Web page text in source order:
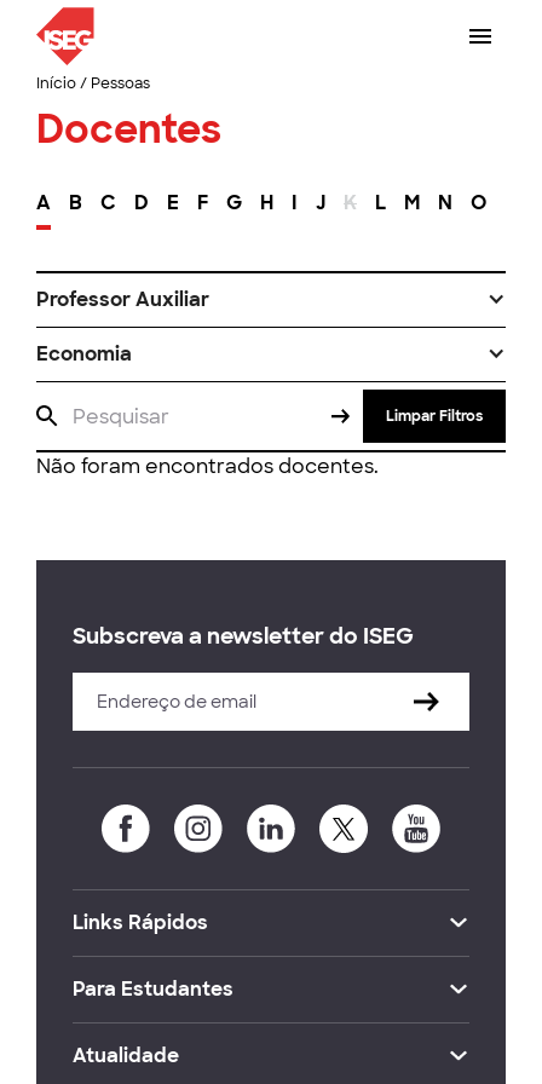
Início/ Pessoas
Docentes
A B C D E F G H I J K L M N O
Professor Auxiliar
Economia
Limpar Filtros
Não foram encontrados docentes.
Subscreva a newsletter do ISEG
Links Rápidos
Para Estudantes
Atualidade